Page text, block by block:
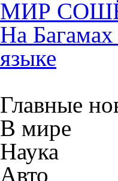
МИР
На
языке
Главные
В мире
Наука
Авто